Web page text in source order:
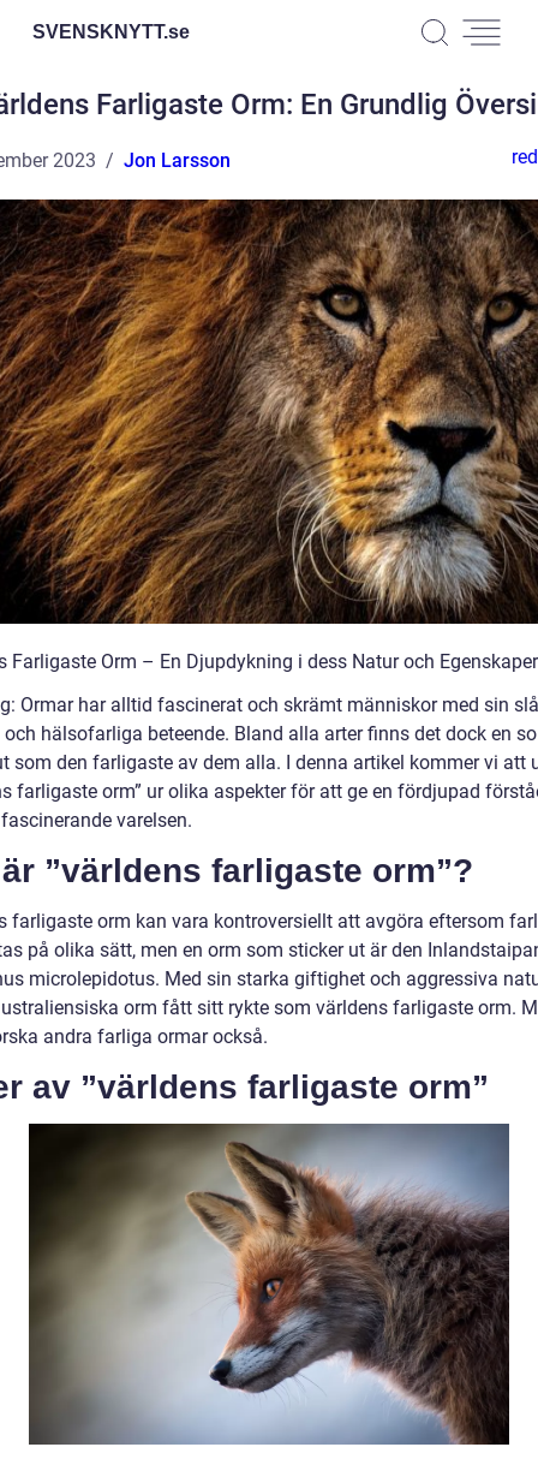
SVENSKNYTT.se
Farligaste Orm: En Grundlig
2023 Jon Larsson
Farligaste Orm – En Djupdykning i dess Natur och Egenskaper
Ormar har alltid fascinerat och skrämt människor med sin
hälsofarliga beteende. Bland alla arter finns det dock en
som den farligaste av dem alla. I denna artikel kommer vi att
farligaste orm” ur olika aspekter för att ge en fördjupad
varelsen.
”världens farligaste orm”?
farligaste orm kan vara kontroversiellt att avgöra eftersom
på olika sätt, men en orm som sticker ut är den
microlepidotus. Med sin starka giftighet och aggressiva
orm fått sitt rykte som världens farligaste orm.
andra farliga ormar också.
av ”världens farligaste orm”